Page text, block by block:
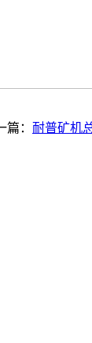
篇： 耐普矿机